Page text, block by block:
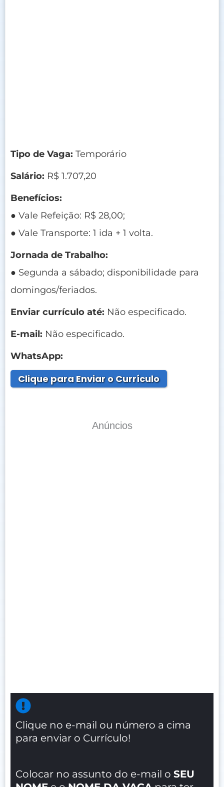
Tipo de Vaga: Temporário
Salário: R$ 1.707,20
Benefícios:
● Vale Refeição: R$ 28,00;
● Vale Transporte: 1 ida + 1 volta.
Jornada de Trabalho:
● Segunda a sábado; disponibilidade para
domingos/feriados.
Enviar currículo até: Não especificado.
E-mail: Não especificado.
WhatsApp:
Clique para Enviar o Currículo
Anúncios
Clique no e-mail ou número a cima
para enviar o Currículo!
Colocar no assunto do e-mail o SEU